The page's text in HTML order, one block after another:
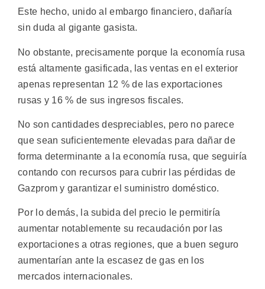
Este hecho, unido al embargo financiero, dañaría
sin duda al gigante gasista.
No obstante, precisamente porque la economía rusa
está altamente gasificada, las ventas en el exterior
apenas representan 12 % de las exportaciones
rusas y 16 % de sus ingresos fiscales.
No son cantidades despreciables, pero no parece
que sean suficientemente elevadas para dañar de
forma determinante a la economía rusa, que seguiría
contando con recursos para cubrir las pérdidas de
Gazprom y garantizar el suministro doméstico.
Por lo demás, la subida del precio le permitiría
aumentar notablemente su recaudación por las
exportaciones a otras regiones, que a buen seguro
aumentarían ante la escasez de gas en los
mercados internacionales.